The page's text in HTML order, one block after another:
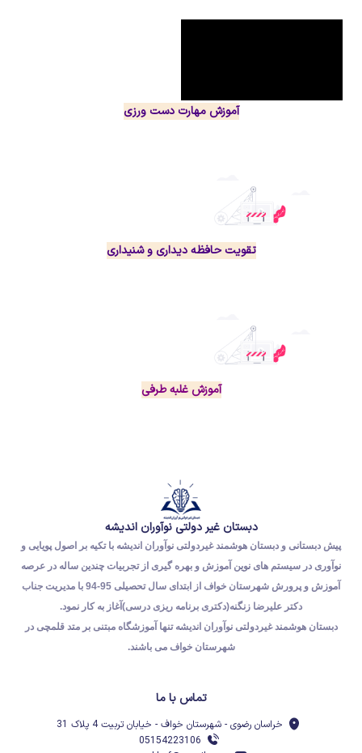
آموزش مهارت دست ورزی
تقویت حافظه دیداری و شنیداری
آموزش غلبه طرفی
دبستان غیر دولتی نوآوران اندیشه
پیش دبستانی و دبستان هوشمند غیردولتی نوآوران اندیشه با تکیه بر اصول پویایی و
نوآوری در سیستم های نوین آموزش و بهره گیری از تجربیات چندین ساله در عرصه
آموزش و پرورش شهرستان خواف از ابتدای سال تحصیلی 95-94 با مدیریت جناب
دکتر علیرضا زنگنه(دکتری برنامه ریزی درسی)آغاز به کار نمود.
دبستان هوشمند غیردولتی نوآوران اندیشه تنها آموزشگاه مبتنی بر متد قلمچی در
شهرستان خواف می باشند.
تماس با ما
خراسان رضوی - شهرستان خواف - خیابان تربیت 4 پلاک 31
05154223106